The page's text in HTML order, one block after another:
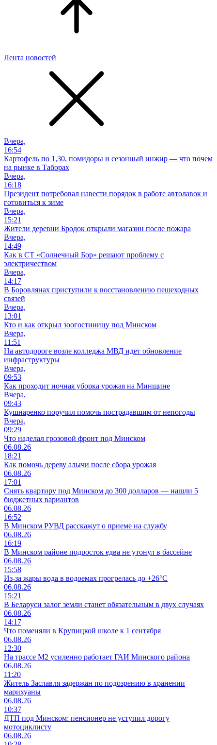
Лента новостей
Вчера,
16:54
Картофель по 1,30, помидоры и сезонный инжир — что почем
на рынке в Таборах
Вчера,
16:18
Президент потребовал навести порядок в работе автолавок и
готовиться к зиме
Вчера,
15:21
Жители деревни Бродок открыли магазин после пожара
Вчера,
14:49
Как в СТ «Солнечный Бор» решают проблему с
электричеством
Вчера,
14:17
В Боровлянах приступили к восстановлению пешеходных
связей
Вчера,
13:01
Кто и как открыл зоогостиницу под Минском
Вчера,
11:51
На автодороге возле колледжа МВД идет обновление
инфраструктуры
Вчера,
09:53
Как проходит ночная уборка урожая на Минщине
Вчера,
09:43
Кушнаренко поручил помочь пострадавшим от непогоды
Вчера,
09:29
Что наделал грозовой фронт под Минском
06.08.26
18:21
Как помочь дереву алычи после сбора урожая
06.08.26
17:01
Снять квартиру под Минском до 300 долларов — нашли 5
бюджетных вариантов
06.08.26
16:52
В Минском РУВД расскажут о приеме на службу
06.08.26
16:19
В Минском районе подросток едва не утонул в бассейне
06.08.26
15:58
Из-за жары вода в водоемах прогрелась до +26°C
06.08.26
15:21
В Беларуси залог земли станет обязательным в двух случаях
06.08.26
14:17
Что поменяли в Крупицкой школе к 1 сентября
06.08.26
12:30
На трассе М2 усиленно работает ГАИ Минского района
06.08.26
11:20
Житель Заславля задержан по подозрению в хранении
марихуаны
06.08.26
10:37
ДТП под Минском: пенсионер не уступил дорогу
мотоциклисту
06.08.26